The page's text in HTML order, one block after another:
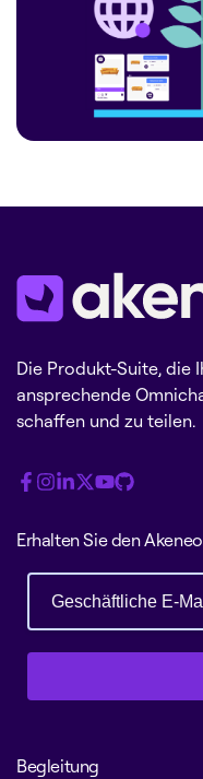
Die Produkt-Suite, die
ansprechende
schaffen und zu teilen.
Erhalten Sie den
Begleitung